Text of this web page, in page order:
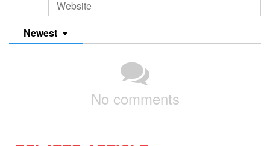
Newest
No comments